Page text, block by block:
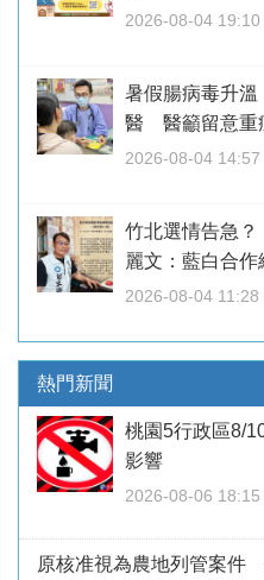
2026-08-04 19:10
暑假腸病毒升溫
醫 醫籲留意重
2026-08-04 14:57
竹北選情告急
麗文：藍白合
2026-08-04 11:28
熱門新聞
桃園5行政區8/
影響
2026-08-06 18:15
原核准視為農地列管案件